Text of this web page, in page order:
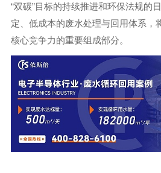
“双碳”目标的持续推进和环保法规的
定、低成本的废水处理与回用体系，
核心竞争力的重要组成部分。